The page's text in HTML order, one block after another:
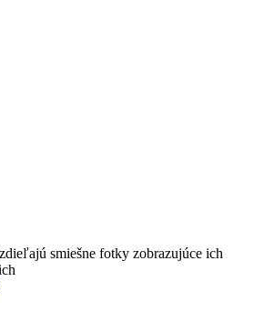
smiešne fotky zobrazujúce ich